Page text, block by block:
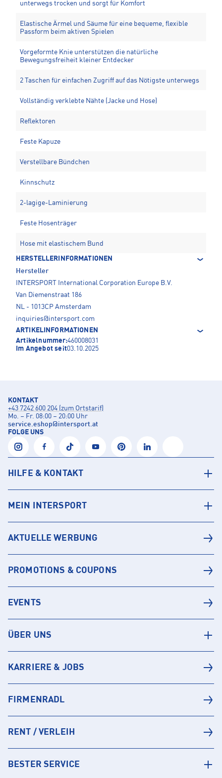
unterwegs trocken und sorgt für Komfort
Elastische Ärmel und Säume für eine bequeme, flexible
Passform beim aktiven Spielen
Vorgeformte Knie unterstützen die natürliche
Bewegungsfreiheit kleiner Entdecker
2 Taschen für einfachen Zugriff auf das Nötigste unterwegs
Vollständig verklebte Nähte (Jacke und Hose)
Reflektoren
Feste Kapuze
Verstellbare Bündchen
Kinnschutz
2-lagige-Laminierung
Feste Hosenträger
Hose mit elastischem Bund
HERSTELLERINFORMATIONEN
Hersteller
INTERSPORT International Corporation Europe B.V.
Van Diemenstraat 186
NL - 1013CP Amsterdam
inquiries@intersport.com
ARTIKELINFORMATIONEN
Artikelnummer:460008031
Im Angebot seit03.10.2025
KONTAKT
+43 7242 600 204 (zum Ortstarif)
Mo. – Fr. 08:00 – 20:00 Uhr
service.eshop@intersport.at
FOLGE UNS
HILFE & KONTAKT
MEIN INTERSPORT
AKTUELLE WERBUNG
PROMOTIONS & COUPONS
EVENTS
ÜBER UNS
KARRIERE & JOBS
FIRMENRADL
RENT / VERLEIH
BESTER SERVICE